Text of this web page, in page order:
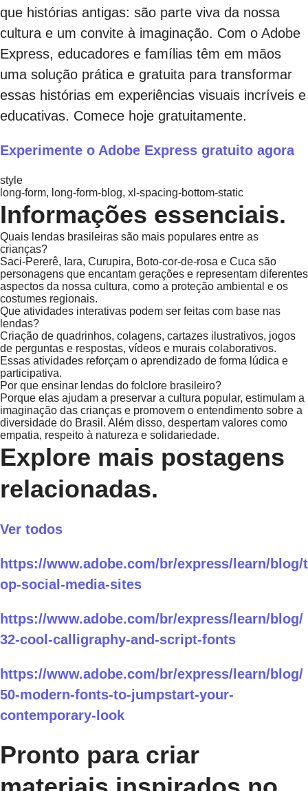
que histórias antigas: são parte viva da nossa
cultura e um convite à imaginação. Com o Adobe
Express, educadores e famílias têm em mãos
uma solução prática e gratuita para transformar
essas histórias em experiências visuais incríveis e
educativas. Comece hoje gratuitamente.
Experimente o Adobe Express gratuito agora
style
long-form, long-form-blog, xl-spacing-bottom-static
Informações essenciais.
Quais lendas brasileiras são mais populares entre as
crianças?
Saci-Pererê, Iara, Curupira, Boto-cor-de-rosa e Cuca são
personagens que encantam gerações e representam diferentes
aspectos da nossa cultura, como a proteção ambiental e os
costumes regionais.
Que atividades interativas podem ser feitas com base nas
lendas?
Criação de quadrinhos, colagens, cartazes ilustrativos, jogos
de perguntas e respostas, vídeos e murais colaborativos.
Essas atividades reforçam o aprendizado de forma lúdica e
participativa.
Por que ensinar lendas do folclore brasileiro?
Porque elas ajudam a preservar a cultura popular, estimulam a
imaginação das crianças e promovem o entendimento sobre a
diversidade do Brasil. Além disso, despertam valores como
empatia, respeito à natureza e solidariedade.
Explore mais postagens
relacionadas.
Ver todos
https://www.adobe.com/br/express/learn/blog/t
op-social-media-sites
https://www.adobe.com/br/express/learn/blog/
32-cool-calligraphy-and-script-fonts
https://www.adobe.com/br/express/learn/blog/
50-modern-fonts-to-jumpstart-your-
contemporary-look
Pronto para criar